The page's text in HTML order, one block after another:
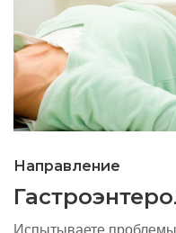
Направление